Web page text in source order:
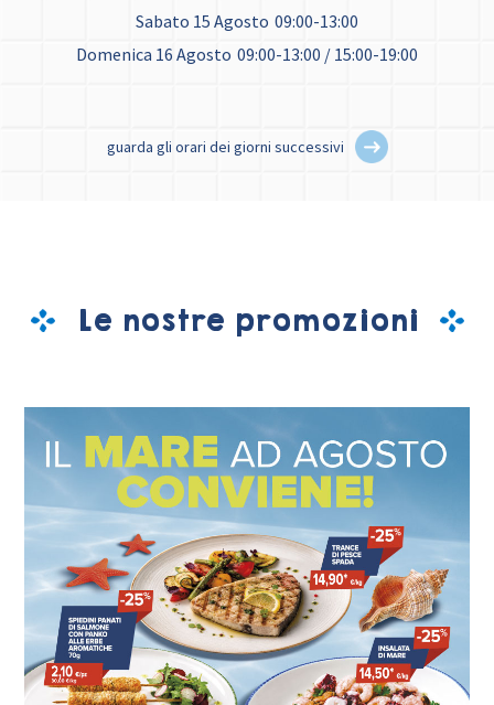
Sabato 15 Agosto 09:00-13:00
Domenica 16 Agosto 09:00-13:00 / 15:00-19:00
guarda gli orari dei giorni successivi
Le nostre promozioni